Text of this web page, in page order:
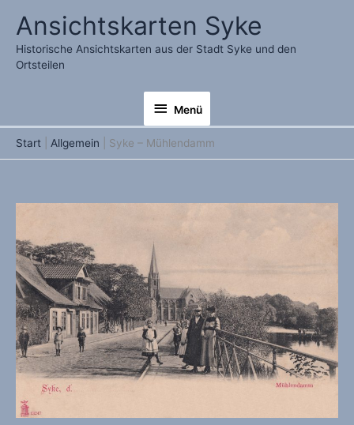
Inhalt
springen
Ansichtskarten Syke
Historische Ansichtskarten aus der Stadt Syke und den
Ortsteilen
Menü
Menü
Start Allgemein Syke – Mühlendamm